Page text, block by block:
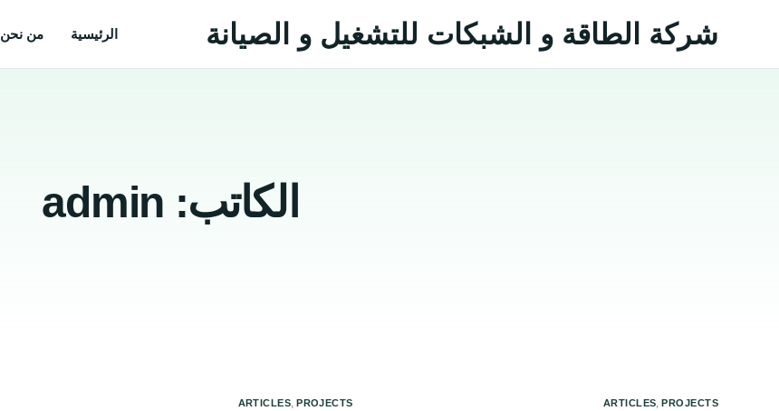
شركة الطاقة و الشبكات للتشغيل و الصيانة الرئيسية من نحن
الكاتب: admin
ARTICLES,PROJECTS
ARTICLES,PROJECTS